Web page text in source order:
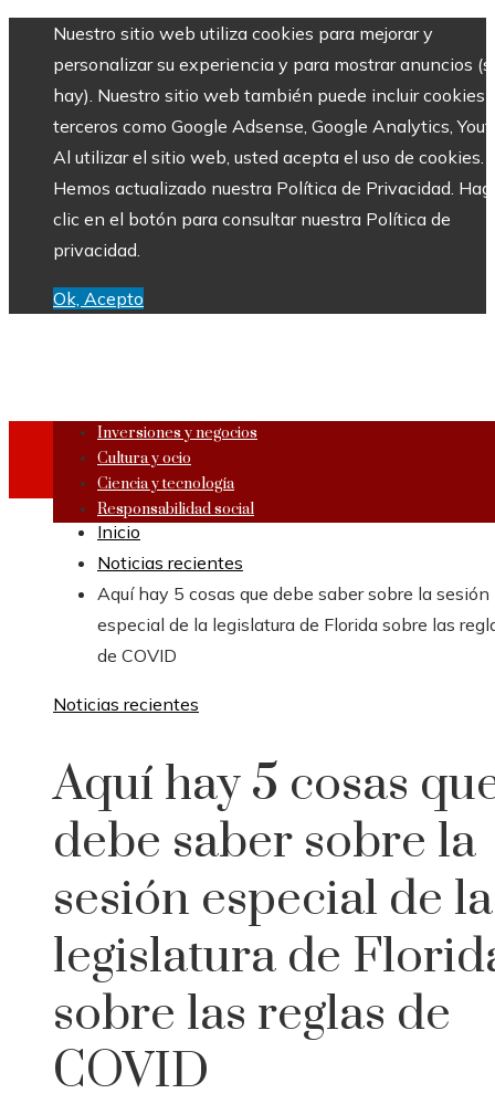
Nuestro sitio web utiliza cookies para mejorar y
personalizar su experiencia y para mostrar anuncios
hay). Nuestro sitio web también puede incluir cookies
terceros como Google Adsense, Google Analytics,
Al utilizar el sitio web, usted acepta el uso de cookies.
Hemos actualizado nuestra Política de Privacidad.
clic en el botón para consultar nuestra Política de
privacidad.
Ok, Acepto
Inversiones y negocios
Cultura y ocio
Ciencia y tecnología
Responsabilidad social
Inicio
Noticias recientes
Aquí hay 5 cosas que debe saber sobre la sesión
especial de la legislatura de Florida sobre las
de COVID
Noticias recientes
Aquí hay 5 cosas
debe saber sobre la
sesión especial de la
legislatura de
sobre las reglas de
COVID